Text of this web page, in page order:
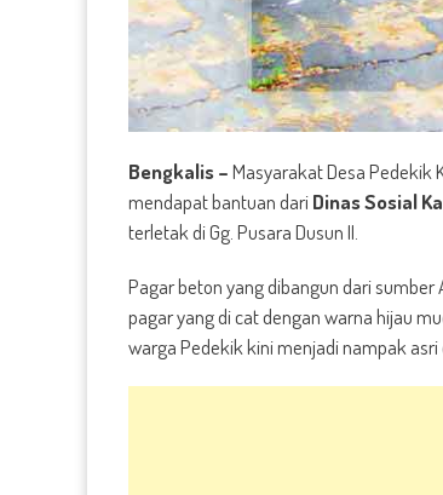
Bengkalis –Masyarakat Desa Pedekik
mendapat bantuan dariDinas Sosial
terletak di Gg. Pusara Dusun II.
Pagar beton yang dibangun dari
pagar yang di cat dengan warna hijau
warga Pedekik kini menjadi nampak asri